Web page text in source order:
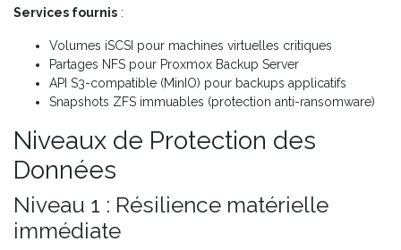
Services fournis :
Volumes iSCSI pour machines virtuelles critiques
Partages NFS pour Proxmox Backup Server
API S3-compatible (MinIO) pour backups applicatifs
Snapshots ZFS immuables (protection anti-ransomware)
Niveaux de Protection des
Données
Niveau 1 : Résilience matérielle
immédiate